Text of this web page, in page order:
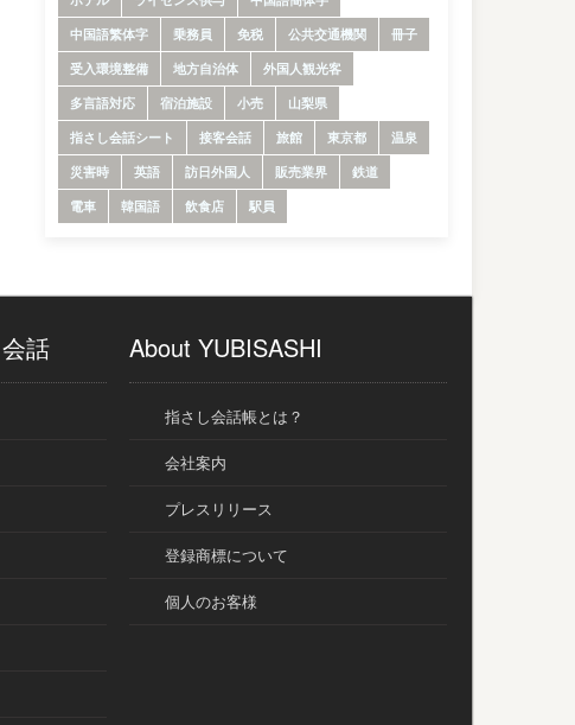
中国語繁体字
乗務員 免税 公共交通機関
冊子
受入環境整備
地方自治体
外国人観光客
多言語対応
宿泊施設 小売
山梨県
指さし会話シート
接客会話 旅館 東京都
温泉
災害時
英語 訪日外国人 販売業界
鉄道
電車
韓国語 飲食店 駅員
話 About YUBISASHI
指さし会話帳とは？
会社案内
プレスリリース
登録商標について
個人のお客様